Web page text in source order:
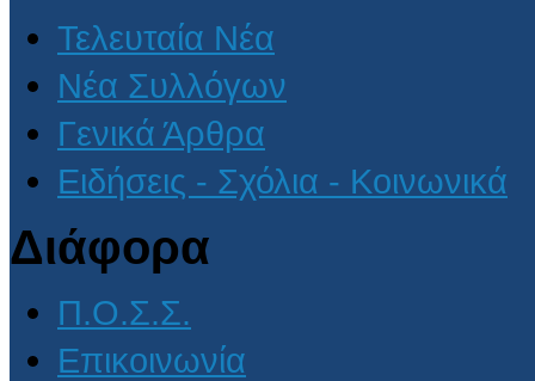
Τελευταία Νέα
Νέα Συλλόγων
Γενικά Άρθρα
Ειδήσεις - Σχόλια - Κοινωνικά
Διάφορα
Π.Ο.Σ.Σ.
Επικοινωνία